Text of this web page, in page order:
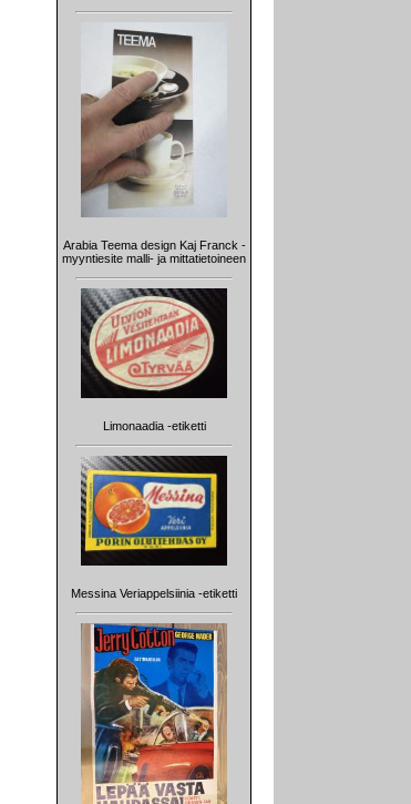
Arabia Teema design Kaj Franck -
myyntiesite malli- ja mittatietoineen
Limonaadia -etiketti
Messina Veriappelsiinia -etiketti